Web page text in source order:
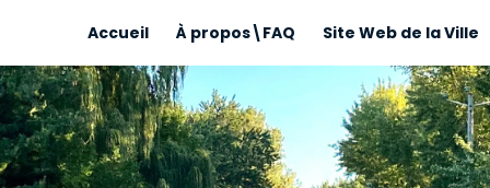
Accueil À propos\FAQ Site Web de la Ville